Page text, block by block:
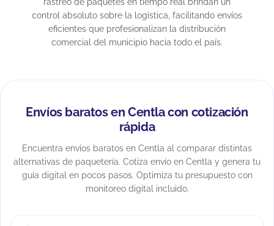
control absoluto sobre la logística, facilitando envíos
eficientes que profesionalizan la distribución
comercial del municipio hacia todo el país.
Envíos baratos en Centla con cotización
rápida
Encuentra envíos baratos en Centla al comparar distintas
alternativas de paquetería. Cotiza envío en Centla y genera tu
guía digital en pocos pasos. Optimiza tu presupuesto con
monitoreo digital incluido.